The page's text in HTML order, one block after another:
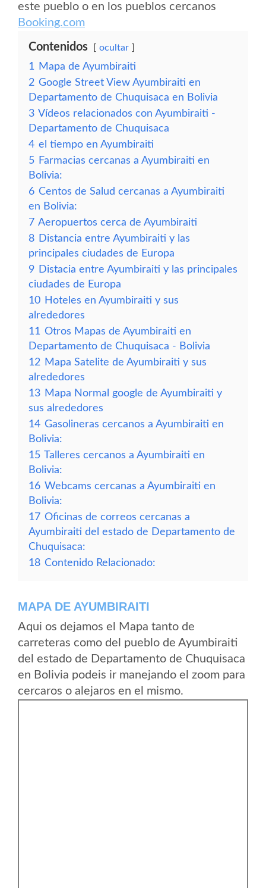
este pueblo o en los pueblos cercanos
Booking.com
Contenidos ocultar
1
Mapa de Ayumbiraiti
2 Google Street View Ayumbiraiti en
Departamento de Chuquisaca en Bolivia
3 Vídeos relacionados con Ayumbiraiti -
Departamento de Chuquisaca
4 el tiempo en Ayumbiraiti
5 Farmacias cercanas a Ayumbiraiti en
Bolivia:
6 Centos de Salud cercanas a Ayumbiraiti
en Bolivia:
7 Aeropuertos cerca de Ayumbiraiti
8 Distancia entre Ayumbiraiti y las
principales ciudades de Europa
9 Distacia entre Ayumbiraiti y las principales
ciudades de Europa
10 Hoteles en Ayumbiraiti y sus
alrededores
11 Otros Mapas de Ayumbiraiti en
Departamento de Chuquisaca - Bolivia
12 Mapa Satelite de Ayumbiraiti y sus
alrededores
13 Mapa Normal google de Ayumbiraiti y
sus alrededores
14 Gasolineras cercanos a Ayumbiraiti en
Bolivia:
15 Talleres cercanos a Ayumbiraiti en
Bolivia:
16 Webcams cercanas a Ayumbiraiti en
Bolivia:
17 Oficinas de correos cercanas a
Ayumbiraiti del estado de Departamento de
Chuquisaca:
18 Contenido Relacionado:
MAPA DE AYUMBIRAITI
Aqui os dejamos el Mapa tanto de
carreteras como del pueblo de Ayumbiraiti
del estado de Departamento de Chuquisaca
en Bolivia podeis ir manejando el zoom para
cercaros o alejaros en el mismo.